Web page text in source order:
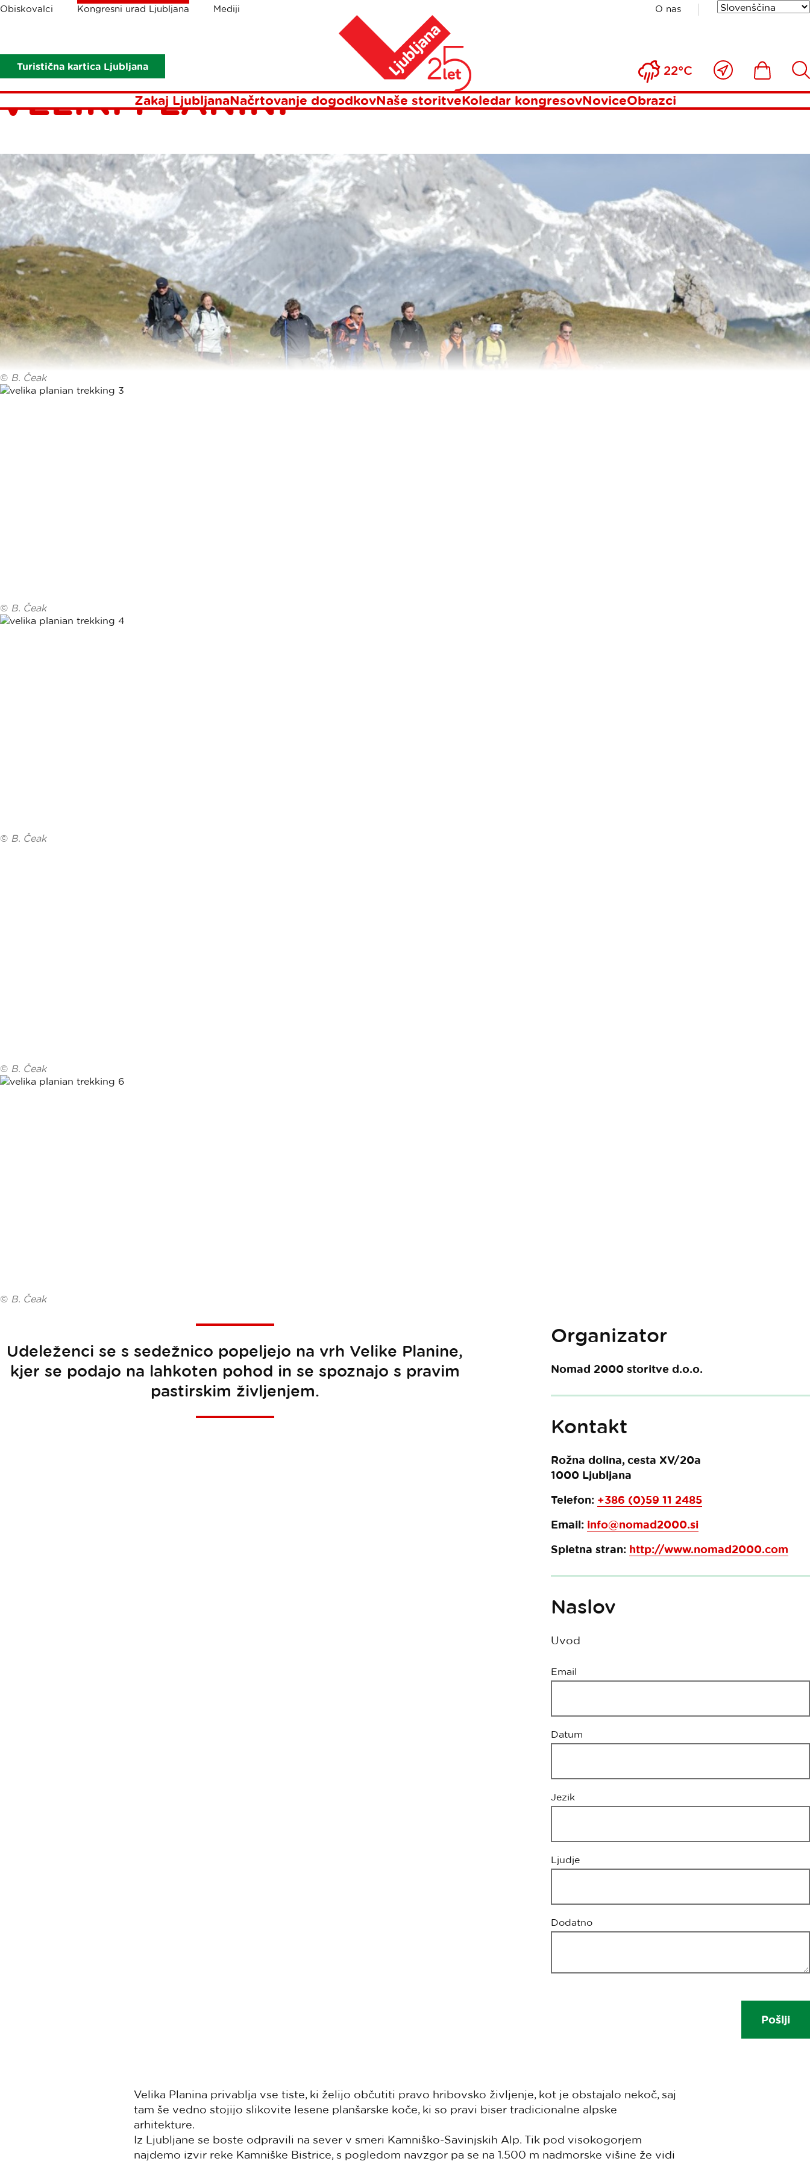
Obiskovalci Kongresni urad Ljubljana Mediji O nas
Turistična kartica Ljubljana 22°C
Blizu
mene
Ikona Išči
Zakaj LjubljanaNačrtovanje dogodkovNaše storitveKoledar kongresovNoviceObrazci
Drobtinice
Odkrijte pastirsko naselje na Veliki Planini
ODKRIJTE PASTIRSKO NASELJE NA
VELIKI PLANINI
© B. Čeak
© B. Čeak
© B. Čeak
© B. Čeak
© B. Čeak
Udeleženci se s sedežnico popeljejo na vrh Velike Planine,
kjer se podajo na lahkoten pohod in se spoznajo s pravim
pastirskim življenjem.
Organizator
Nomad 2000 storitve d.o.o.
Kontakt
Rožna dolina, cesta XV/20a
1000 Ljubljana
Telefon: +386 (0)59 11 2485
Email: info@nomad2000.si
Spletna stran: http://www.nomad2000.com
Naslov
Uvod
Legenda
Email
Datum
Jezik
Ljudje
Dodatno
Velika Planina privablja vse tiste, ki želijo občutiti pravo hribovsko življenje, kot je obstajalo nekoč, saj
tam še vedno stojijo slikovite lesene planšarske koče, ki so pravi biser tradicionalne alpske
arhitekture.
Iz Ljubljane se boste odpravili na sever v smeri Kamniško-Savinjskih Alp. Tik pod visokogorjem
najdemo izvir reke Kamniške Bistrice, s pogledom navzgor pa se na 1.500 m nadmorske višine že vidi